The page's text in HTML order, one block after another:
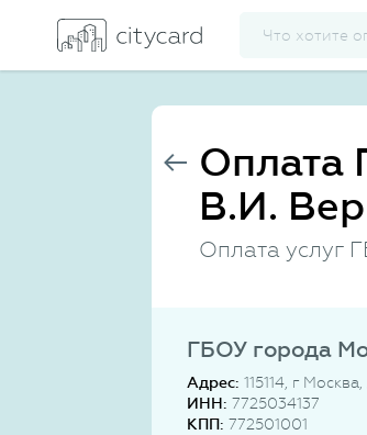
Оплата
В.И.
Оплата услуг
ГБОУ города
Адрес: 115114, г
ИНН: 7725034137
КПП: 772501001